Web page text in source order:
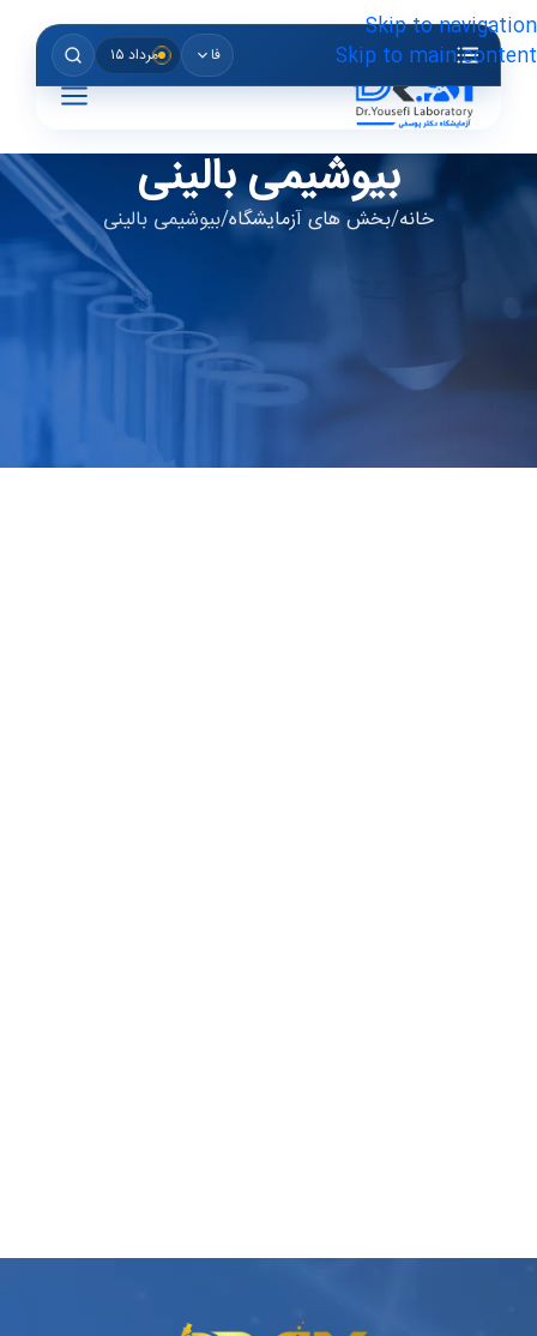
Skip to navigation
Skip to main content
فا مرداد ۱۵
بیوشیمی بالینی
خانه بخش های آزمایشگاه بیوشیمی بالینی